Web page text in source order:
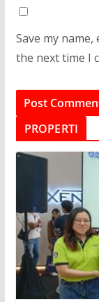
Save my
the next time I
PROPERTI